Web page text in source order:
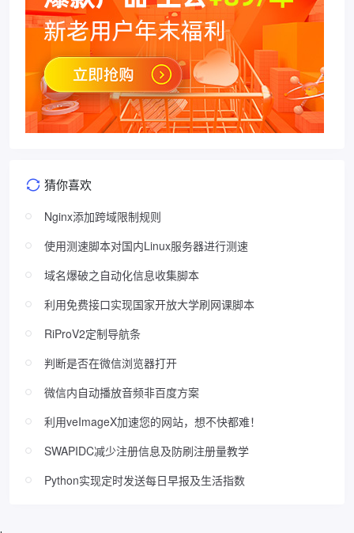
猜你喜欢
Nginx添加跨域限制规则
使用测速脚本对国内Linux服务器进行测速
域名爆破之自动化信息收集脚本
利用免费接口实现国家开放大学刷网课脚本
RiProV2定制导航条
判断是否在微信浏览器打开
微信内自动播放音频非百度方案
利用veImageX加速您的网站，想不快都难！
SWAPIDC减少注册信息及防刷注册量教学
Python实现定时发送每日早报及生活指数